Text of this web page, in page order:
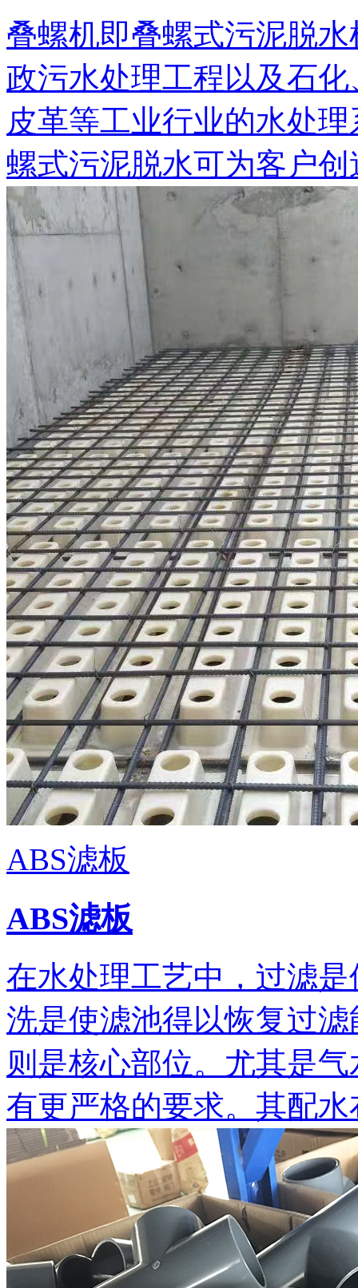
叠螺机即叠螺式污泥脱
政污水处理工程以及石
皮革等工业行业的水处
螺式污泥脱水可为客户创
ABS滤板
ABS滤板
在水处理工艺中，过滤
洗是使滤池得以恢复过
则是核心部位。尤其是
有更严格的要求。其配水